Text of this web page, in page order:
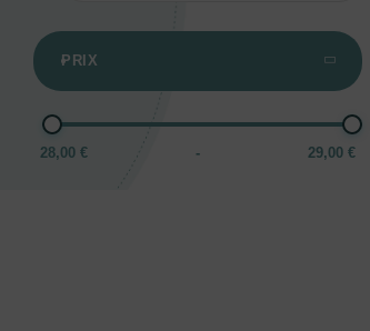
PRIX
28,00 € - 29,00 €